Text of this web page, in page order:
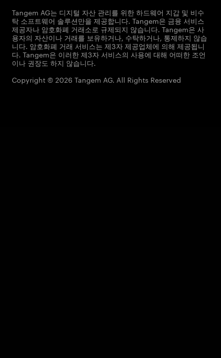
Tangem AG는 디지털 자산 관리를 위한 하드웨어 지갑 및 비수
탁 소프트웨어 솔루션만을 제공합니다. Tangem은 금융 서비스
제공자나 암호화폐 거래소로 규제되지 않습니다. Tangem은 사
용자의 자산이나 거래를 보유하거나, 수탁하거나, 통제하지 않습
니다. 암호화폐 거래 서비스는 제3자 제공업체에 의해 제공됩니
다. Tangem은 이러한 제3자 서비스의 사용에 대해 어떠한 조언
이나 권장도 하지 않습니다.